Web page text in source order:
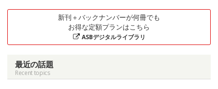
新刊＋バックナンバーが何冊でも
お得な定額プランはこちら
ASBデジタルライブラリ
最近の話題
Recent topics